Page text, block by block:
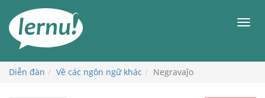
đến
phần
dung
Diễn đàn Về các ngôn ngữ khác Negravaĵo